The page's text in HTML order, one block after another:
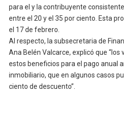
para el y la contribuyente
entre el 20 y el 35 por ciento. Esta
el 17 de febrero.
Al respecto, la subsecretaria de
Ana Belén Valcarce, explicó que “los
estos beneficios para el pago anual
inmobiliario, que en algunos casos
ciento de descuento”.